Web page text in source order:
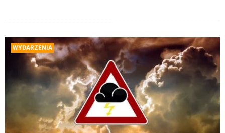
WYDARZENIA